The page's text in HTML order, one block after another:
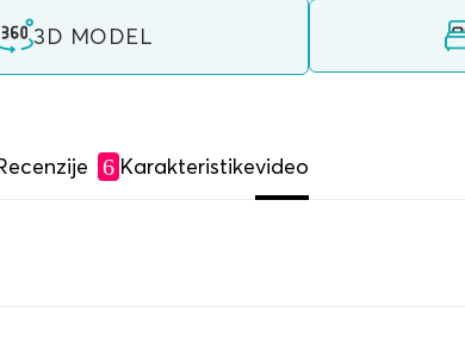
3D MODEL
6 Karakteristikevideo